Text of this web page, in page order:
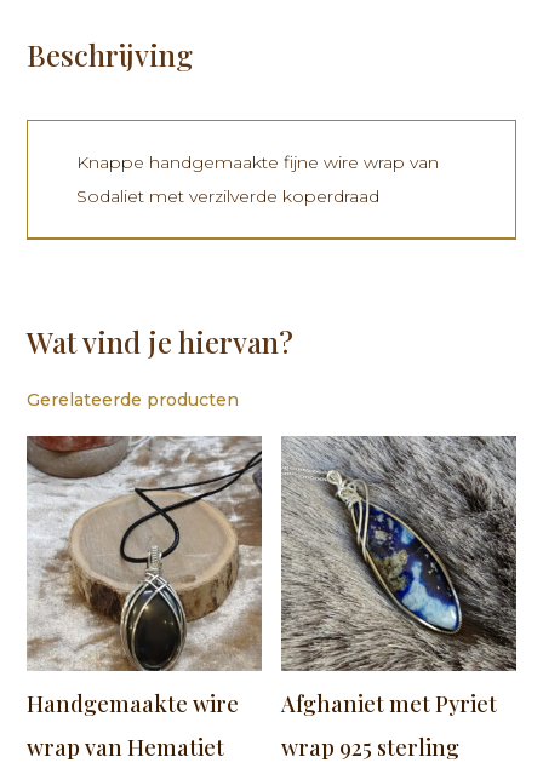
Beschrijving
Knappe handgemaakte fijne wire wrap van
Sodaliet met verzilverde koperdraad
Wat vind je hiervan?
Gerelateerde producten
Handgemaakte wire
wrap van Hematiet
Afghaniet met Pyriet
wrap 925 sterling